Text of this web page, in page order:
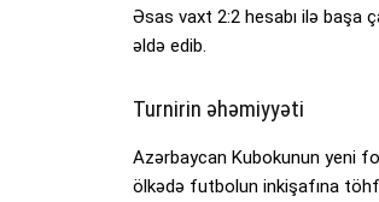
Əsas vaxt 2:2 hesabı ilə başa
əldə edib.
Turnirin əhəmiyyəti
Azərbaycan Kubokunun yeni
ölkədə futbolun inkişafına